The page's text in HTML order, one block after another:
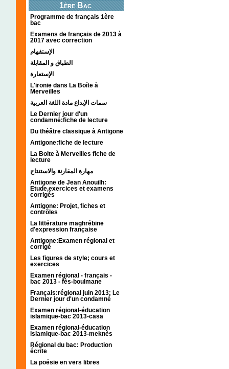
1ère Bac
Programme de français 1ère
bac
Examens de français de 2013 à
2017 avec correction
الإستفهام
الطباق و المقابلة
الإستعارة
L'ironie dans La Boîte à
Merveilles
سمات الإبداع مادة اللغة العربية
Le Dernier jour d'un
condamné:fiche de lecture
Du théâtre classique à Antigone
Antigone:fiche de lecture
La Boite à Merveilles fiche de
lecture
مهارة المقارنة والاستنتاج
Antigone de Jean Anouilh:
Etude,exercices et examens
corrigés
Antigone: Projet, fiches et
contrôles
La littérature maghrébine
d'expression française
Antigone:Examen régional et
corrigé
Les figures de style; cours et
exercices
Examen régional - français -
bac 2013 - fès-boulmane
Français:régional juin 2013; Le
Dernier jour d'un condamné
Examen régional-éducation
islamique-bac 2013-casa
Examen régional-éducation
islamique-bac 2013-meknès
Régional du bac: Production
écrite
La poésie en vers libres